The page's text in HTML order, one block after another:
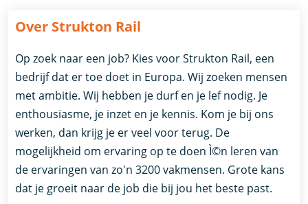
Over Strukton Rail
Op zoek naar een job? Kies voor Strukton Rail, een
bedrijf dat er toe doet in Europa. Wij zoeken mensen
met ambitie. Wij hebben je durf en je lef nodig. Je
enthousiasme, je inzet en je kennis. Kom je bij ons
werken, dan krijg je er veel voor terug. De
mogelijkheid om ervaring op te doen Ì©n leren van
de ervaringen van zo'n 3200 vakmensen. Grote kans
dat je groeit naar de job die bij jou het beste past.